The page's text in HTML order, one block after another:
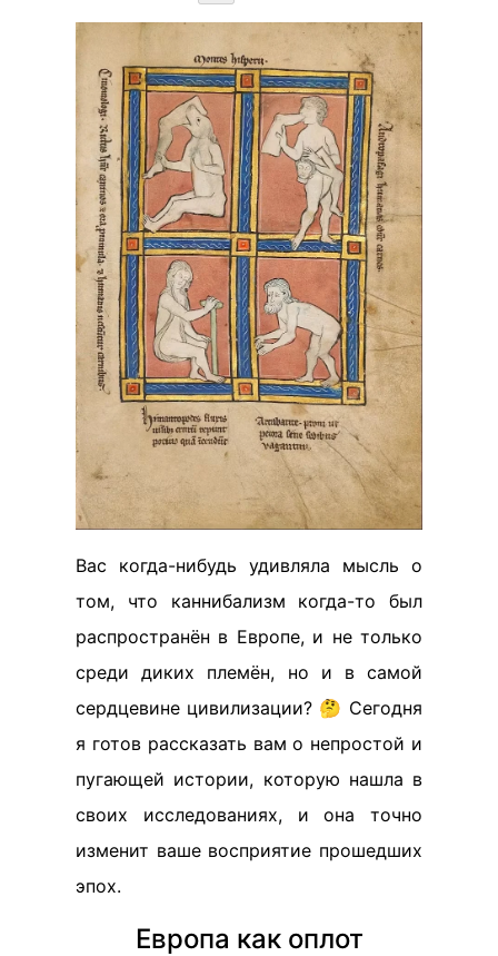
Вас когда-нибудь удивляла мысль о
том, что каннибализм когда-то был
распространён в Европе, и не только
среди диких племён, но и в самой
сердцевине цивилизации? 🤔 Сегодня
я готов рассказать вам о непростой и
пугающей истории, которую нашла в
своих исследованиях, и она точно
изменит ваше восприятие прошедших
эпох.
Европа как оплот